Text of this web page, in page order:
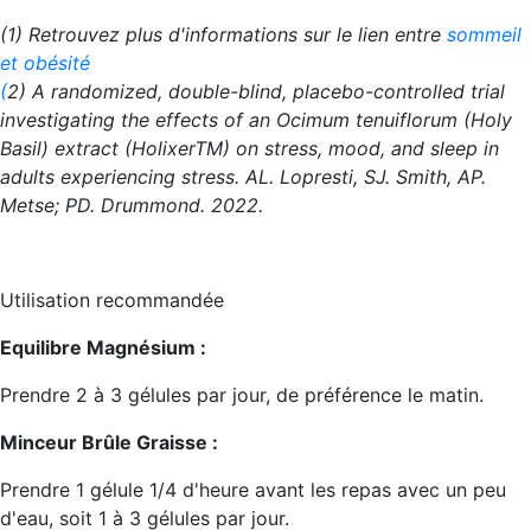
(1) Retrouvez plus d'informations sur le lien entre sommeil
et obésité
(2) A randomized, double-blind, placebo-controlled trial
investigating the effects of an Ocimum tenuiflorum (Holy
Basil) extract (HolixerTM) on stress, mood, and sleep in
adults experiencing stress. AL. Lopresti, SJ. Smith, AP.
Metse; PD. Drummond. 2022.
Utilisation recommandée
Equilibre Magnésium :
Prendre 2 à 3 gélules par jour, de préférence le matin.
Minceur Brûle Graisse :
Prendre 1 gélule 1/4 d'heure avant les repas avec un peu
d'eau, soit 1 à 3 gélules par jour.